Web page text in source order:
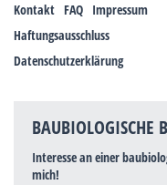
Kontakt FAQ Impressum
Haftungsausschluss
Datenschutzerklärung
BAUBIOLOGISCHE
Interesse an einer
mich!